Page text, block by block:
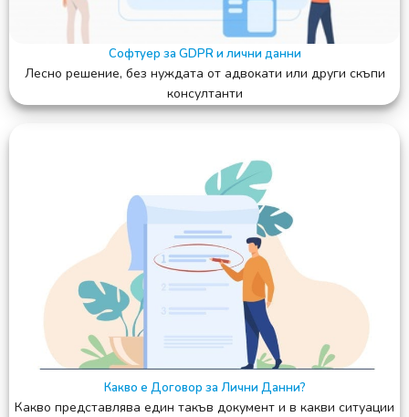
Софтуер за GDPR и лични данни
Лесно решение, без нуждата от адвокати или други скъпи
консултанти
Какво е Договор за Лични Данни?
Какво представлява един такъв документ и в какви ситуации